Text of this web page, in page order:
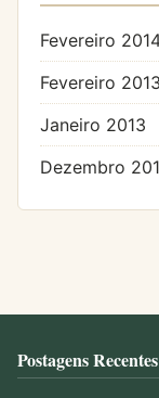
Fevereiro
Fevereiro 2013
Janeiro 2013
Dezembro
Postagens Recentes